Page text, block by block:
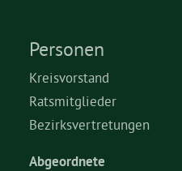
Personen
Kreisvorstand
Ratsmitglieder
Bezirksvertretungen
Abgeordnete